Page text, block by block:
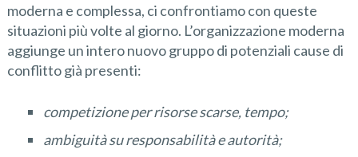
moderna e complessa, ci confrontiamo con queste
situazioni più volte al giorno. L’organizzazione moderna
aggiunge un intero nuovo gruppo di potenziali cause di
conflitto già presenti:
competizione per risorse scarse, tempo;
ambiguità su responsabilità e autorità;